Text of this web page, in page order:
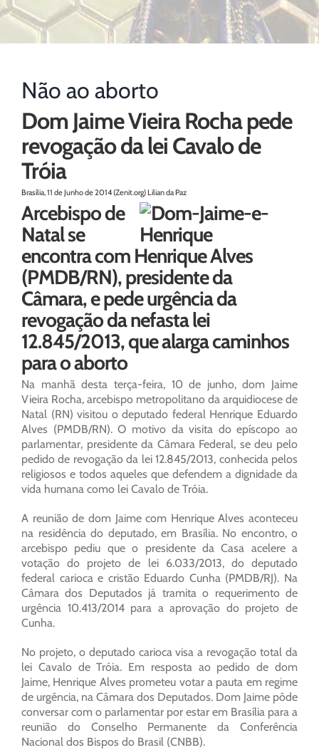
Não ao aborto
Dom Jaime Vieira Rocha pede
revogação da lei Cavalo de
Tróia
Brasília, 11 de Junho de 2014 (Zenit.org) Lilian da Paz
Arcebispo de
Natal se
encontra com Henrique Alves
(PMDB/RN), presidente da
Câmara, e pede urgência da
revogação da nefasta lei
12.845/2013, que alarga caminhos
para o aborto
Na manhã desta terça-feira, 10 de junho, dom Jaime
Vieira Rocha, arcebispo metropolitano da arquidiocese de
Natal (RN) visitou o deputado federal Henrique Eduardo
Alves (PMDB/RN). O motivo da visita do epíscopo ao
parlamentar, presidente da Câmara Federal, se deu pelo
pedido de revogação da lei 12.845/2013, conhecida pelos
religiosos e todos aqueles que defendem a dignidade da
vida humana como lei Cavalo de Tróia.
A reunião de dom Jaime com Henrique Alves aconteceu
na residência do deputado, em Brasília. No encontro, o
arcebispo pediu que o presidente da Casa acelere a
votação do projeto de lei 6.033/2013, do deputado
federal carioca e cristão Eduardo Cunha (PMDB/RJ). Na
Câmara dos Deputados já tramita o requerimento de
urgência 10.413/2014 para a aprovação do projeto de
Cunha.
No projeto, o deputado carioca visa a revogação total da
lei Cavalo de Tróia. Em resposta ao pedido de dom
Jaime, Henrique Alves prometeu votar a pauta em regime
de urgência, na Câmara dos Deputados. Dom Jaime pôde
conversar com o parlamentar por estar em Brasília para a
reunião do Conselho Permanente da Conferência
Nacional dos Bispos do Brasil (CNBB).